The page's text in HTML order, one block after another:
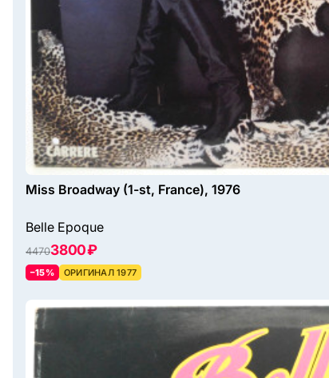
Miss Broadway (1-st, France), 1976
Belle Epoque
44703800 ₽
–15% ОРИГИНАЛ 1977